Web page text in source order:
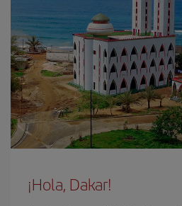
¡Hola, Dakar!